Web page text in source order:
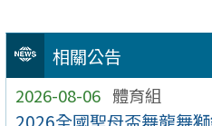
相關公告
2026-08-06 體育組